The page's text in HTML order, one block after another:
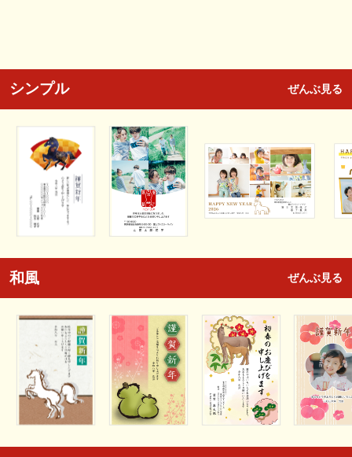
シンプル ぜんぶ見る
和風 ぜんぶ見る